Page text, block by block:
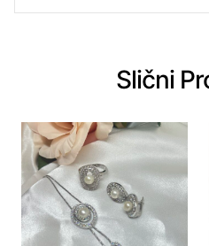
Slični